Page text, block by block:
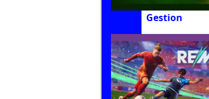
Gestion